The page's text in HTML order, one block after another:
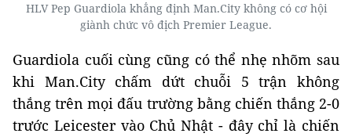
HLV Pep Guardiola khẳng định Man.City không có cơ hội
giành chức vô địch Premier League.
Guardiola cuối cùng cũng có thể nhẹ nhõm sau
khi Man.City chấm dứt chuỗi 5 trận không
thắng trên mọi đấu trường bằng chiến thắng 2-0
trước Leicester vào Chủ Nhật - đây chỉ là chiến